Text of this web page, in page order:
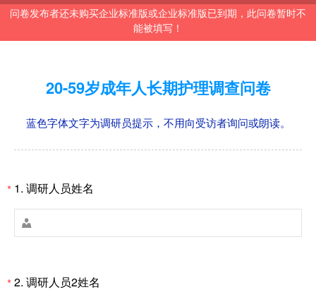
问卷发布者还未购买企业标准版或企业标准版已到期，此问卷暂时不
能被填写！
20-59岁成年人长期护理调查问卷
蓝色字体文字为调研员提示，不用向受访者询问或朗读。
* 1. 调研人员姓名

*2. 调研人员2姓名